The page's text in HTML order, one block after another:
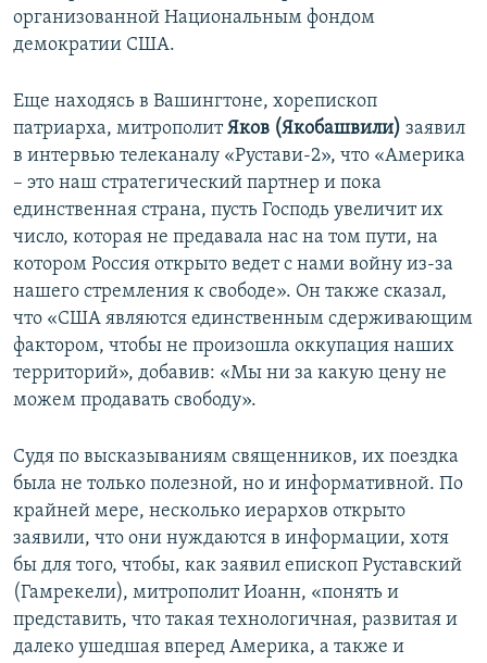
организованной Национальным фондом
демократии США.
Еще находясь в Вашингтоне, хорепископ
патриарха, митрополитЯков (Якобашвили) заявил
в интервью телеканалу «Рустави-2», что «Америка
– это наш стратегический партнер и пока
единственная страна, пусть Господь увеличит их
число, которая не предавала нас на том пути, на
котором Россия открыто ведет с нами войну из-за
нашего стремления к свободе». Он также сказал,
что «США являются единственным сдерживающим
фактором, чтобы не произошла оккупация наших
территорий», добавив: «Мы ни за какую цену не
можем продавать свободу».
Судя по высказываниям священников, их поездка
была не только полезной, но и информативной. По
крайней мере, несколько иерархов открыто
заявили, что они нуждаются в информации, хотя
бы для того, чтобы, как заявил епископ Руставский
(Гамрекели), митрополит Иоанн, «понять и
представить, что такая технологичная, развитая и
далеко ушедшая вперед Америка, а также и